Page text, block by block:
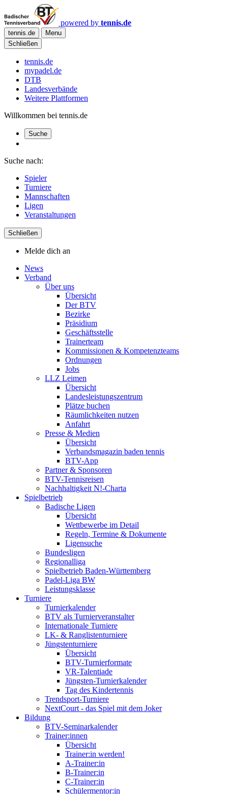
powered by tennis.de
tennis.de
Menu
Schließen
tennis.de
mypadel.de
DTB
Landesverbände
Weitere Plattformen
Willkommen bei tennis.de
Suche
Suche nach:
Spieler
Turniere
Mannschaften
Ligen
Veranstaltungen
Schließen
Melde dich an
News
Verband
Über uns
Übersicht
Der BTV
Bezirke
Präsidium
Geschäftsstelle
Trainerteam
Kommissionen & Kompetenzteams
Ordnungen
Jobs
LLZ Leimen
Übersicht
Landesleistungszentrum
Plätze buchen
Räumlichkeiten nutzen
Anfahrt
Presse & Medien
Übersicht
Verbandsmagazin baden tennis
BTV-App
Partner & Sponsoren
BTV-Tennisreisen
Nachhaltigkeit N!-Charta
Spielbetrieb
Badische Ligen
Übersicht
Wettbewerbe im Detail
Regeln, Termine & Dokumente
Ligensuche
Bundesligen
Regionalliga
Spielbetrieb Baden-Württemberg
Padel-Liga BW
Leistungsklasse
Turniere
Turnierkalender
BTV als Turnierveranstalter
Internationale Turniere
LK- & Ranglistenturniere
Jüngstenturniere
Übersicht
BTV-Turnierformate
VR-Talentiade
Jüngsten-Turnierkalender
Tag des Kindertennis
Trendsport-Turniere
NextCourt - das Spiel mit dem Joker
Bildung
BTV-Seminarkalender
Trainer:innen
Übersicht
Trainer:in werden!
A-Trainer:in
B-Trainer:in
C-Trainer:in
Schülermentor:in